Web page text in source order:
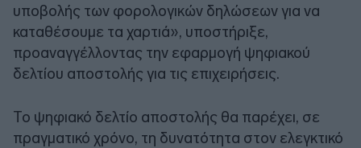
υποβολής των φορολογικών δηλώσεων για να
καταθέσουμε τα χαρτιά», υποστήριξε,
προαναγγέλλοντας την εφαρμογή ψηφιακού
δελτίου αποστολής για τις επιχειρήσεις.
Το ψηφιακό δελτίο αποστολής θα παρέχει, σε
πραγματικό χρόνο, τη δυνατότητα στον ελεγκτικό